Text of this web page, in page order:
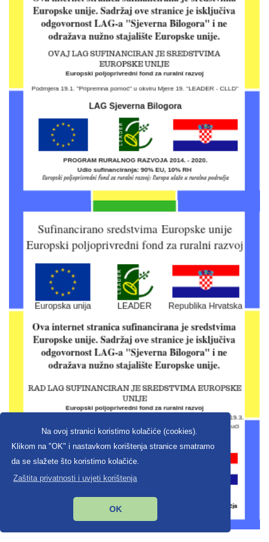
Na ovoj stranici koristimo kolačiće (cookies).
Klikom na "OK" i nastavkom korištenja stranice smatramo
da se slažete što koristimo kolačiće.
Zaštita privatnosti i uvjeti korištenja
OK